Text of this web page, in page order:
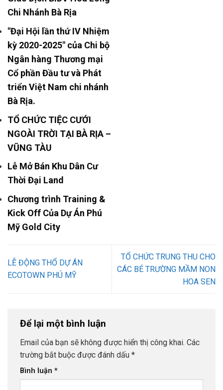
Chi Nhánh Bà Rịa
"Đại Hội lần thứ IV Nhiệm
kỳ 2020-2025" của Chi bộ
Ngân hàng Thương mại
Cổ phần Đầu tư và Phát
triển Việt Nam chi nhánh
Bà Rịa.
TỔ CHỨC TIỆC CƯỚI
NGOÀI TRỜI TẠI BÀ RỊA –
VŨNG TÀU
Lễ Mở Bán Khu Dân Cư
Thời Đại Land
Chương trình Training &
Kick Off Của Dự Án Phú
Mỹ Gold City
LỄ ĐỘNG THỔ DỰ ÁN
ECOTOWN PHÚ MỸ
TỔ CHỨC TRUNG THU CHO
CÁC BÉ TRƯỜNG MẦM NON
HOA SEN
Để lại một bình luận
Email của bạn sẽ không được hiển thị công khai. Các
trường bắt buộc được đánh dấu *
Bình luận *